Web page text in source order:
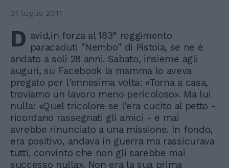
31 luglio 2011
D avid,in forza al 183° reggimento
paracaduti "Nembo" di Pistoia, se ne è
andato a soli 28 anni. Sabato, insieme agli
auguri, su Facebook la mamma lo aveva
pregato per l'ennesima volta: «Torna a casa,
troviamo un lavoro meno pericoloso». Ma lui
nulla: «Quel tricolore se l'era cucito al petto -
ricordano rassegnati gli amici - e mai
avrebbe rinunciato a una missione. In fondo,
era positivo, andava in guerra ma rassicurava
tutti, convinto che non gli sarebbe mai
successo nulla». Non era la sua prima